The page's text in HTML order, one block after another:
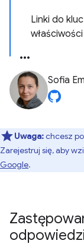
Linki do
Sofia
Uwaga:chcesz
Zarejestruj się, aby
Google.